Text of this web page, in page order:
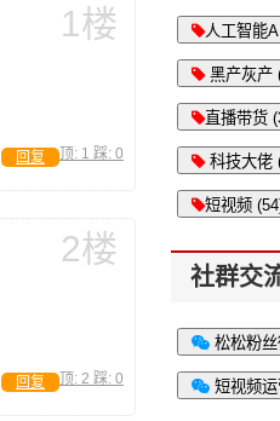
1楼
顶: 1 踩: 0
回复
2楼
顶: 2 踩: 0
回复
人工智能
黑产灰产
直播带货
科技大佬
短视频
社群交
松松粉
短视频